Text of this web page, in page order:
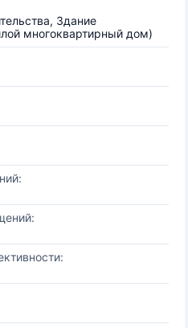
Здание
многоквартирный дом)